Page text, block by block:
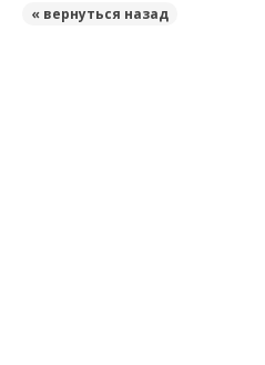
« вернуться назад